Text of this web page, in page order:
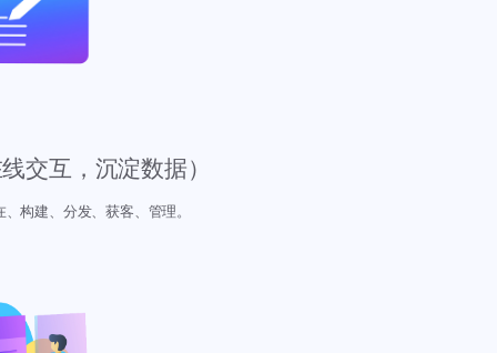
交互，沉淀数据）
构建、分发、获客、管理。